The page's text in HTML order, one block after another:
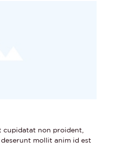
cupidatat non proident,
mollit anim id est